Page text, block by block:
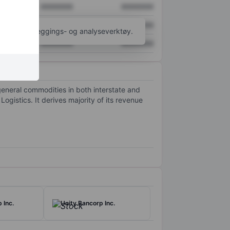
XXXXXXX XXXXXXX
flere kartleggings- og analyseverktøy.
commodities in both interstate and
It derives majority of its revenue
Inc. Unity Bancorp Inc.